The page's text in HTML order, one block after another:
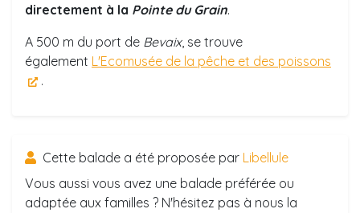
directement à la Pointe du Grain.
A 500 m du port de Bevaix, se trouve
également L'Ecomusée de la pêche et des poissons
.
Cette balade a été proposée par Libellule
Vous aussi vous avez une balade préférée ou
adaptée aux familles ? N'hésitez pas à nous la